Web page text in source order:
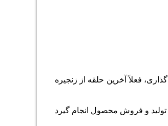
فعلاً آخرین حلقه از زنجیره
تولید و فروش محصول انجام گیرد